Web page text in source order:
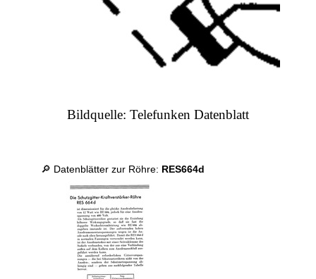
Bildquelle: Telefunken Datenblatt
🔎 Datenblätter zur Röhre: RES664d